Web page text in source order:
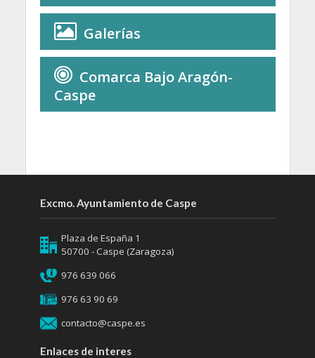
Galerías
Comarca Bajo Aragón-
Caspe
Excmo. Ayuntamiento de Caspe
Plaza de España 1
50700 - Caspe (Zaragoza)
976 639 066
976 63 90 69
contacto@caspe.es
Enlaces de interes